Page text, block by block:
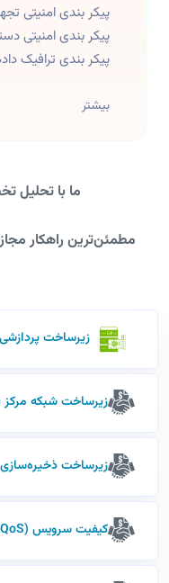
پیکر بندی امنیتی
پیکر بندی امنیتی
پیکر بندی ترافیک
بیشتر
ما با تحلیل
مطمئن‌ترین راهکار
زیرساخت پردازشی
زیرساخت شبکه مرکز
زیرساخت
کیفیت سرویس (QoS)